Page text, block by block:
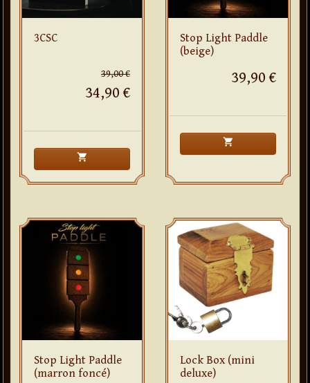
3CSC
39,00 €
34,90 €
shopping_cart
Stop Light Paddle
(beige)
39,90 €
shopping_cart
Stop Light Paddle
(marron foncé)
Lock Box (mini
deluxe)